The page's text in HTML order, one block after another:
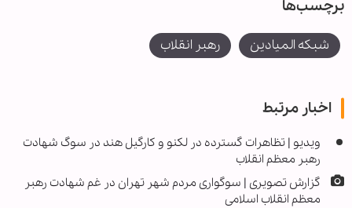
برچسب‌ها
شبکه المیادین رهبر انقلاب
اخبار مرتبط
ویدیو | تظاهرات گسترده در لکنو و کارگیل هند در سوگ شهادت
رهبر معظم انقلاب
گزارش تصویری | سوگواری مردم شهر تهران در غم شهادت رهبر
معظم انقلاب اسلامی